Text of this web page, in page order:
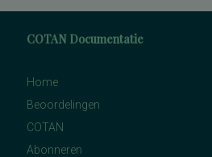
COTAN Documentatie
Home
Beoordelingen
COTAN
Abonneren